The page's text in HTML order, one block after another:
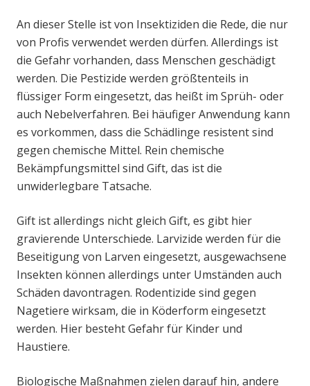
An dieser Stelle ist von Insektiziden die Rede, die nur
von Profis verwendet werden dürfen. Allerdings ist
die Gefahr vorhanden, dass Menschen geschädigt
werden. Die Pestizide werden größtenteils in
flüssiger Form eingesetzt, das heißt im Sprüh- oder
auch Nebelverfahren. Bei häufiger Anwendung kann
es vorkommen, dass die Schädlinge resistent sind
gegen chemische Mittel. Rein chemische
Bekämpfungsmittel sind Gift, das ist die
unwiderlegbare Tatsache.
Gift ist allerdings nicht gleich Gift, es gibt hier
gravierende Unterschiede. Larvizide werden für die
Beseitigung von Larven eingesetzt, ausgewachsene
Insekten können allerdings unter Umständen auch
Schäden davontragen. Rodentizide sind gegen
Nagetiere wirksam, die in Köderform eingesetzt
werden. Hier besteht Gefahr für Kinder und
Haustiere.
Biologische Maßnahmen zielen darauf hin, andere